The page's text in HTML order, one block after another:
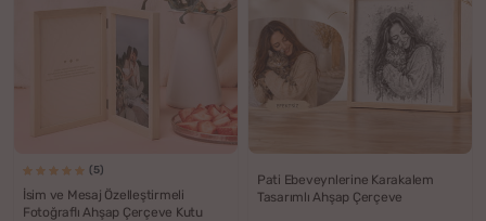
(5)
İsim ve Mesaj Özelleştirmeli
Fotoğraflı Ahşap Çerçeve Kutu
Pati Ebeveynlerine Karakalem
Tasarımlı Ahşap Çerçeve